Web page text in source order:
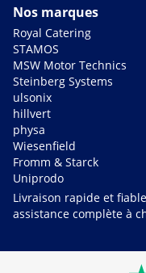
Nos marques
Royal Catering
STAMOS
MSW Motor Technics
Steinberg Systems
ulsonix
hillvert
physa
Wiesenfield
Fromm & Starck
Uniprodo
Livraison rapide et
assistance complète à